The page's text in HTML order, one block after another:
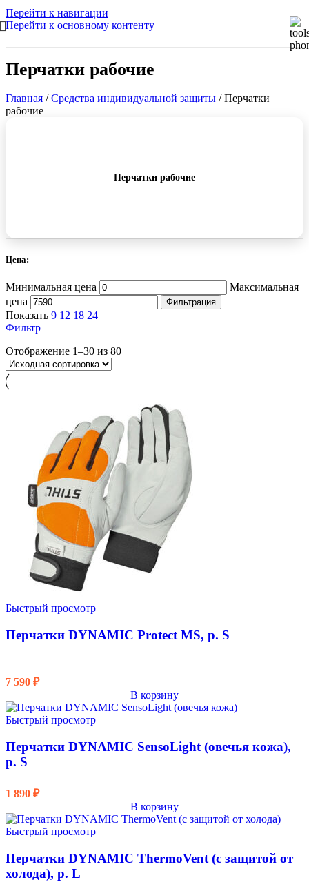
Перейти к навигации
Перейти к основному контенту
Перчатки рабочие
Главная / Средства индивидуальной защиты / Перчатки
рабочие
Перчатки рабочие
Цена:
Минимальная цена
Максимальная
цена
Фильтрация
Показать 9 12 18 24
Фильтр
Отображение 1–30 из 80
Быстрый просмотр
Перчатки DYNAMIC Protect MS, р. S
7 590 ₽
В корзину
Быстрый просмотр
Перчатки DYNAMIC SensoLight (овечья кожа),
р. S
1 890 ₽
В корзину
Быстрый просмотр
Перчатки DYNAMIC ThermoVent (с защитой от
холода), р. L